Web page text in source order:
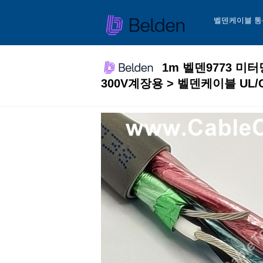
벨덴케이블
1m 벨덴9773 미
300V계장용 > 벨덴케이블 UL/